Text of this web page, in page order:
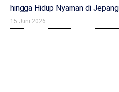
hingga Hidup Nyaman di Jepang
15 Juni 2026